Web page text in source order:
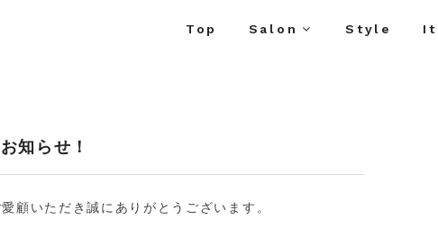
Top Salon Style
知らせ！
顧いただき誠にありがとうございます。